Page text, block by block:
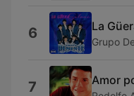
6 La
Grupo
7 Amor